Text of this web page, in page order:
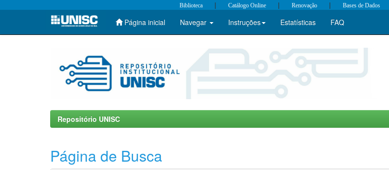
Skip
Biblioteca | Catálogo Online | Renovação | Bases de Dados
Página inicial Navegar Instruções Estatísticas FAQ
Repositório UNISC
Página de Busca